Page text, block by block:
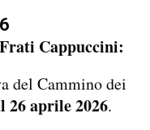
Frati Cappuccini:
del Cammino dei
26 aprile 2026.